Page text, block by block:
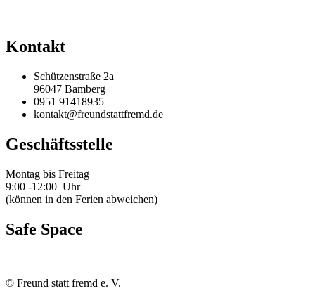
Kontakt
Schützenstraße 2a
96047 Bamberg
0951 91418935
kontakt@freundstattfremd.de
Geschäftsstelle
Montag bis Freitag
9:00 -12:00 Uhr
(können in den Ferien abweichen)
Safe Space
© Freund statt fremd e. V.